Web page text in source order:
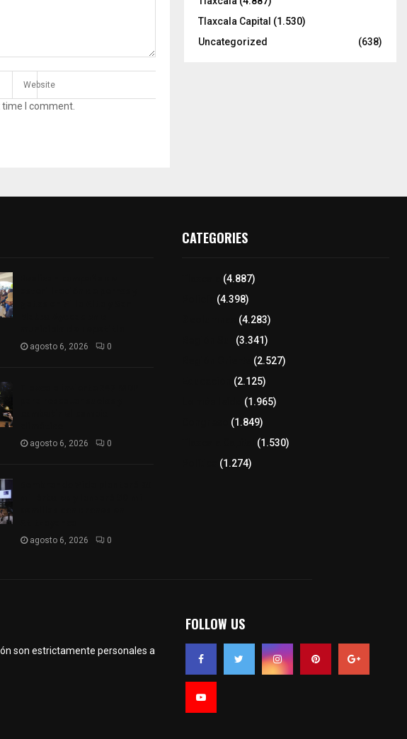
I comment.
Tlaxcala Capital (1.530)
Uncategorized
(638)
agosto 6, 2026 0
agosto 6, 2026 0
agosto 6, 2026 0
CATEGORIES
(4.887)
(4.398)
(4.283)
(3.341)
(2.527)
(2.125)
(1.965)
(1.849)
(1.530)
(1.274)
son estrictamente personales a
FOLLOW US